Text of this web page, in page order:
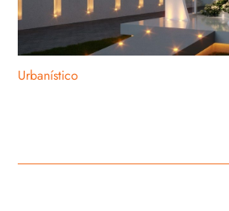
Urbanístico